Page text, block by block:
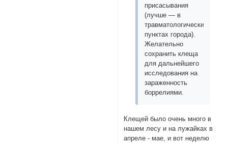
присасывания
(лучше — в
травматологических
пунктах города).
Желательно
сохранить клеща
для дальнейшего
исследования на
зараженность
боррелиями.
Клещей было очень много в
нашем лесу и на лужайках в
апреле - мае, и вот неделю